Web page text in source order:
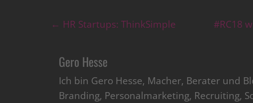
← HR Startups: ThinkSimple #RC18
Gero Hesse
Ich bin Gero Hesse, Macher, Berater und
Branding, Personalmarketing, Recruiting,